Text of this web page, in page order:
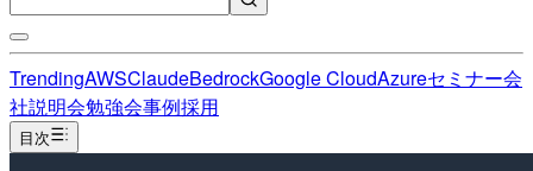
TrendingAWSClaudeBedrockGoogle CloudAzureセミナー会
社説明会勉強会事例採用
目次